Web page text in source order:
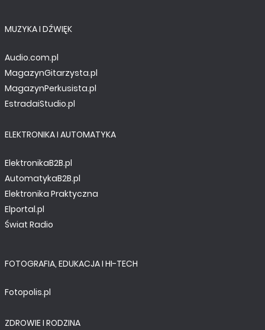
MUZYKA I DŹWIĘK
Audio.com.pl
MagazynGitarzysta.pl
MagazynPerkusista.pl
EstradaiStudio.pl
ELEKTRONIKA I AUTOMATYKA
ElektronikaB2B.pl
AutomatykaB2B.pl
Elektronika Praktyczna
Elportal.pl
Świat Radio
FOTOGRAFIA, EDUKACJA I HI-TECH
Fotopolis.pl
ZDROWIE I RODZINA